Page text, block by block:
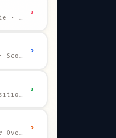
32 Teams · leere Karte · km-Wertung
›
32 Teams · 7 Runden · Scout-Kommentar
›
7 Fragen · welche Position bist du?
›
JJ-Chart · Steal oder Overpay?
›